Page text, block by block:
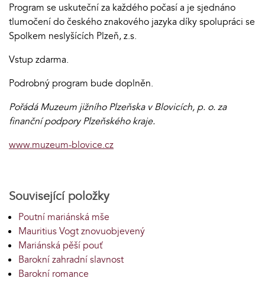
Program se uskuteční za každého počasí a je sjednáno
tlumočení do českého znakového jazyka díky spolupráci se
Spolkem neslyšících Plzeň, z.s.
Vstup zdarma.
Podrobný program bude doplněn.
Pořádá Muzeum jižního Plzeňska v Blovicích, p. o. za
finanční podpory Plzeňského kraje.
www.muzeum-blovice.cz
Související položky
Poutní mariánská mše
Mauritius Vogt znovuobjevený
Mariánská pěší pouť
Barokní zahradní slavnost
Barokní romance